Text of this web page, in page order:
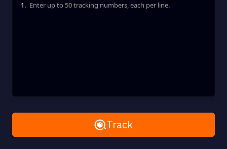
Enter up to 50 tracking numbers, each per line.
1.
Remove AllTrack